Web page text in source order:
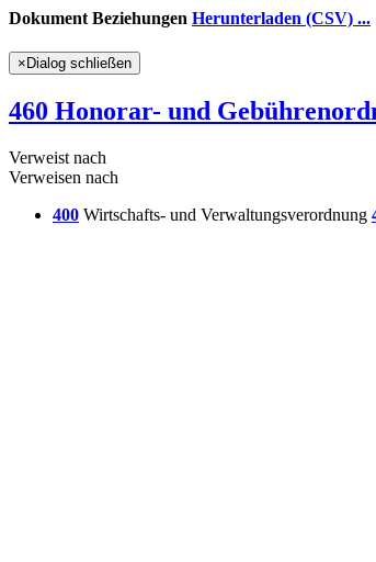
Dokument Beziehungen Herunterladen (CSV) ...
× Dialog schließen
460 Honorar- und
Verweist nach
Verweisen nach
400 Wirtschafts- und Verwaltungsverordnung